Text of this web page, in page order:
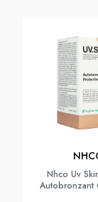
Nhco Uv
Autobronzant